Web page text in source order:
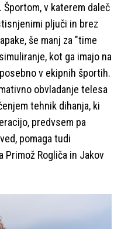
v katerem daleč
pljuči in brez
še manj za "time
kot ga imajo na
v ekipnih športih.
obvladanje telesa
tehnik dihanja, ki
predvsem pa
pomaga tudi
Rogliča in Jakov